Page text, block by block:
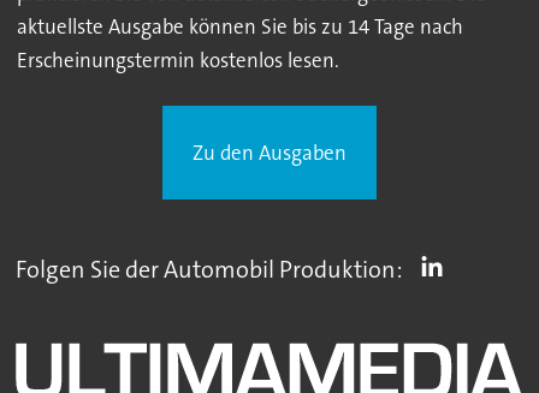
aktuellste Ausgabe können Sie bis zu 14 Tage nach
Erscheinungstermin kostenlos lesen.
Zu den Ausgaben
Folgen Sie der Automobil Produktion: